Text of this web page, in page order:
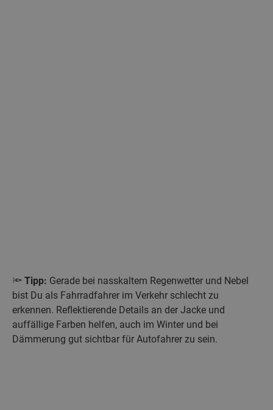
🔦 Tipp: Gerade bei nasskaltem Regenwetter und Nebel
bist Du als Fahrradfahrer im Verkehr schlecht zu
erkennen. Reflektierende Details an der Jacke und
auffällige Farben helfen, auch im Winter und bei
Dämmerung gut sichtbar für Autofahrer zu sein.